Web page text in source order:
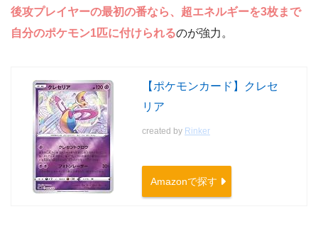
後攻プレイヤーの最初の番なら、超エネルギーを3枚まで
自分のポケモン1匹に付けられるのが強力。
【ポケモンカード】クレセ
リア
created by Rinker
Amazonで探す